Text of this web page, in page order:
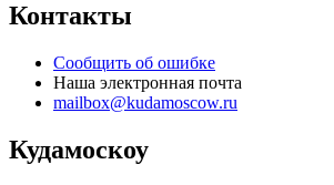
Контакты
Сообщить об ошибке
Наша электронная почта
mailbox@kudamoscow.ru
Кудамоскоу